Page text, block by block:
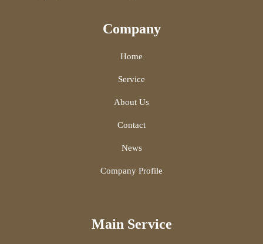
Company
Home
Service
About Us
Contact
News
Company Profile
Main Service